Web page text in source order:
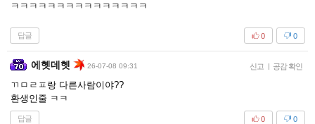
ㅋㅋㅋㅋㅋㅋㅋㅋㅋㅋㅋㅋㅋㅋㅋ
답글 0
0
에헷데헷 26-07-08 09:31 신고 | 공감 확인
ㄲㅁㄹㅍ랑 다른사람이야??
환생인줄 ㅋㅋ
답글 0
0